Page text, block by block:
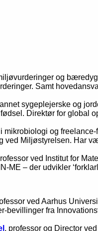
og
Samt
sygeplejerske og
Direktør for global
mikrobiologi og
ved Miljøstyrelsen. Har
ved Institut for
ME – der udvikler
ved Aarhus
bevillinger fra
, professor og Director